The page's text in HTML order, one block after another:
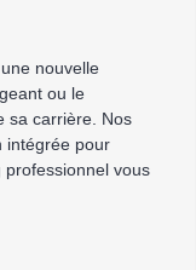
nouvelle
ou le
sa carrière. Nos
intégrée pour
professionnel vous